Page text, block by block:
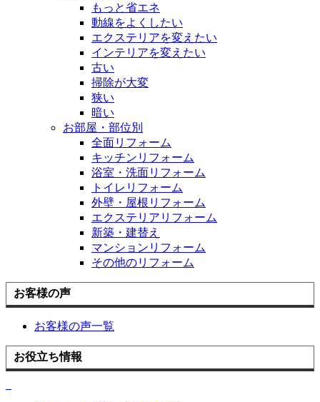
もっと省エネ
動線をよくしたい
エクステリアを変えたい
インテリアを変えたい
古い
掃除が大変
狭い
暗い
お部屋・部位別
全面リフォーム
キッチンリフォーム
浴室・洗面リフォーム
トイレリフォーム
外壁・屋根リフォーム
エクステリアリフォーム
新築・建替え
マンションリフォーム
その他のリフォーム
お客様の声
お客様の声一覧
お役立ち情報